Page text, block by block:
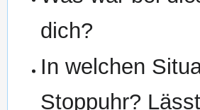
dich?
In welchen
Stoppuhr?